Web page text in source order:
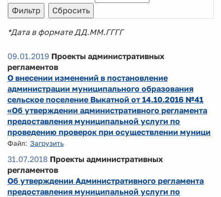
*Дата в формате ДД.ММ.ГГГГ
09.01.2019 Проекты административных
регламентов
О внесении изменений в постановление
администрации муниципального образования
сельское поселение Выкатной от 14.10.2016 №41
«Об утверждении административного регламента
предоставления муниципальной услуги по
проведению проверок при осуществлении муници
Файл: Загрузить
31.07.2018 Проекты административных
регламентов
Об утверждении Административного регламента
предоставления муниципальной услуги по